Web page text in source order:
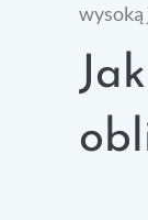
wysoką